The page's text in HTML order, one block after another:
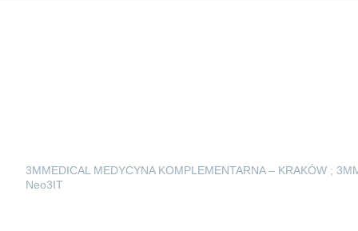
3MMEDICAL MEDYCYNA KOMPLEMENTARNA – KRAKÓW ;
Neo3IT